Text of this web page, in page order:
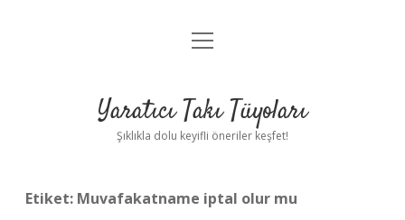
Anasayfa
Yasal Uyarı
menüyü
Yaratıcı Takı Tüyoları
Şıklıkla dolu keyifli öneriler keşfet!
Etiket: Muvafakatname iptal olur mu